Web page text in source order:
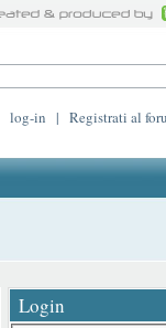
log-in | Registrati al
Login